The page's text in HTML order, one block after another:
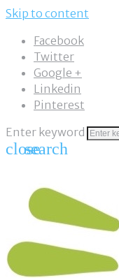
Skip to content
Facebook
Twitter
Google +
Linkedin
Pinterest
Enter keyword
closesearch